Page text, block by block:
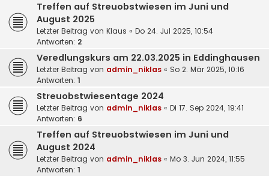
Treffen auf Streuobstwiesen im Juni und
August 2025
Letzter Beitrag von Klaus « Do 24. Jul 2025, 10:54
Antworten: 2
Veredlungskurs am 22.03.2025 in Eddinghausen
Letzter Beitrag von admin_niklas « So 2. Mär 2025, 10:16
Antworten: 1
Streuobstwiesentage 2024
Letzter Beitrag von admin_niklas « Di 17. Sep 2024, 19:41
Antworten: 6
Treffen auf Streuobstwiesen im Juni und
August 2024
Letzter Beitrag von admin_niklas « Mo 3. Jun 2024, 11:55
Antworten: 1